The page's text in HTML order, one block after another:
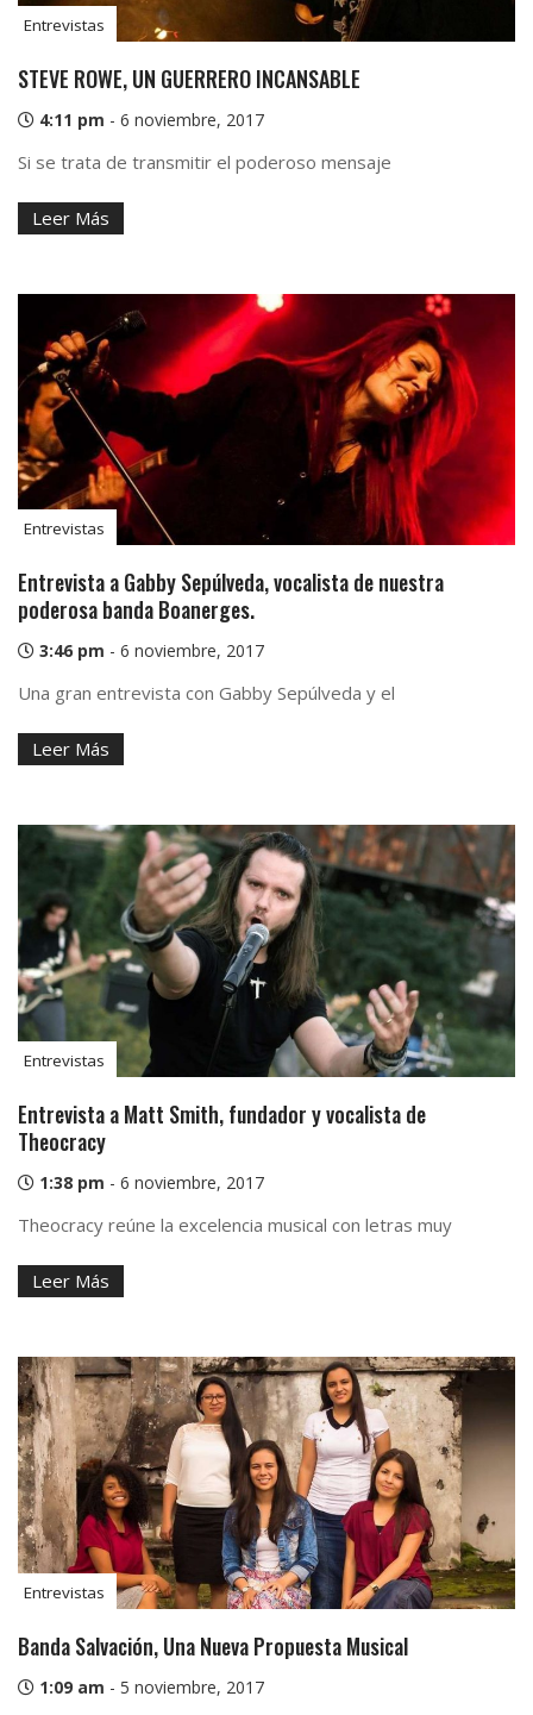
Entrevistas
STEVE ROWE, UN GUERRERO INCANSABLE
4:11 pm - 6 noviembre, 2017
Si se trata de transmitir el poderoso mensaje
Leer Más
Entrevistas
Entrevista a Gabby Sepúlveda, vocalista de nuestra
poderosa banda Boanerges.
3:46 pm - 6 noviembre, 2017
Una gran entrevista con Gabby Sepúlveda y el
Leer Más
Entrevistas
Entrevista a Matt Smith, fundador y vocalista de
Theocracy
1:38 pm - 6 noviembre, 2017
Theocracy reúne la excelencia musical con letras muy
Leer Más
Entrevistas
Banda Salvación, Una Nueva Propuesta Musical
1:09 am - 5 noviembre, 2017